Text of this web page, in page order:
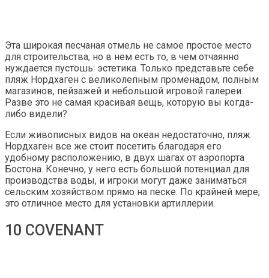
Эта широкая песчаная отмель не самое простое место
для строительства, но в нем есть то, в чем отчаянно
нуждается пустошь: эстетика. Только представьте себе
пляж Нордхаген с великолепным променадом, полным
магазинов, пейзажей и небольшой игровой галереи.
Разве это не самая красивая вещь, которую вы когда-
либо видели?
Если живописных видов на океан недостаточно, пляж
Нордхаген все же стоит посетить благодаря его
удобному расположению, в двух шагах от аэропорта
Бостона. Конечно, у него есть большой потенциал для
производства воды, и игроки могут даже заниматься
сельским хозяйством прямо на песке. По крайней мере,
это отличное место для установки артиллерии.
10 COVENANT